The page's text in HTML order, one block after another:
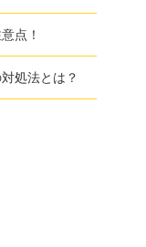
点！
処法とは？